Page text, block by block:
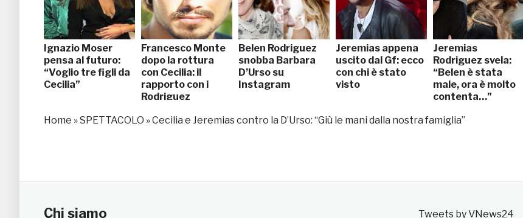
Ignazio Moser
pensa al futuro:
“Voglio tre figli da
Cecilia”
Francesco Monte
dopo la rottura
con Cecilia: il
rapporto con i
Rodriguez
Belen Rodriguez
snobba Barbara
D’Urso su
Instagram
Jeremias appena
uscito dal Gf: ecco
con chi è stato
visto
Jeremias
Rodriguez svela:
“Belen è stata
male, ora è molto
contenta…”
Home »SPETTACOLO »Cecilia e Jeremias contro la D’Urso: “Giù le mani dalla nostra famiglia”
Chi siamo Tweets by VNews24